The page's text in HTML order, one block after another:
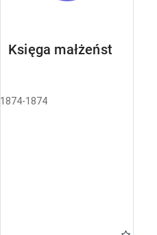
Księga małżeństw
1874-1874